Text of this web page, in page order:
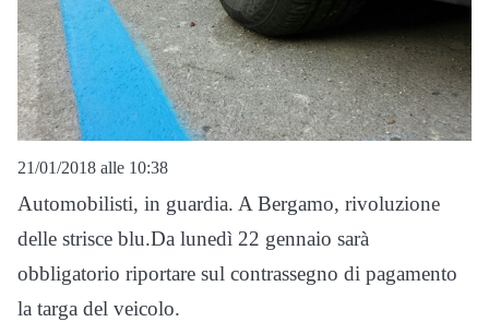
21/01/2018 alle 10:38
Automobilisti, in guardia. A Bergamo, rivoluzione
delle strisce blu.Da lunedì 22 gennaio sarà
obbligatorio riportare sul contrassegno di pagamento
la targa del veicolo.